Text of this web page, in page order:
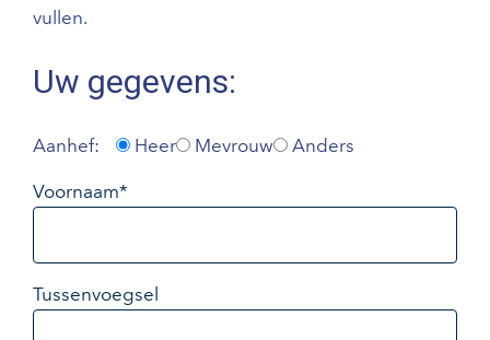
vullen.
Uw gegevens:
Aanhef: Heer Mevrouw Anders
Voornaam*
Tussenvoegsel